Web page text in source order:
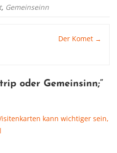
, Gemeinseinn
Der Komet →
oder Gemeinsinn;”
kann wichtiger sein,